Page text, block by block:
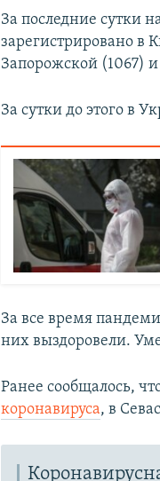
За последние сутки
зарегистрировано в
Запорожской (1067)
За сутки до этого в
За все время
них выздоровели.
Ранее сообщалось,
коронавируса, в